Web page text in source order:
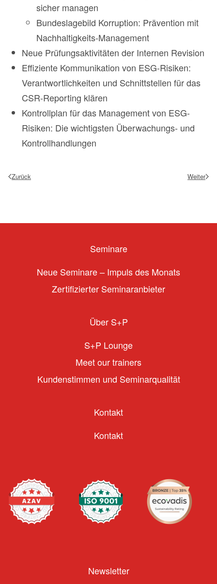
sicher managen
Bundeslagebild Korruption: Prävention mit
Nachhaltigkeits-Management
Neue Prüfungsaktivitäten der Internen Revision
Effiziente Kommunikation von ESG-Risiken:
Verantwortlichkeiten und Schnittstellen für das
CSR-Reporting klären
Kontrollplan für das Management von ESG-
Risiken: Die wichtigsten Überwachungs- und
Kontrollhandlungen
Zurück Weiter
Seminare
Neue Seminare – Impuls des Monats
Zertifizierter Seminaranbieter
Über S+P
S+P Lounge
Meet our trainers
Kundenstimmen und Seminarqualität
Kontakt
Kontakt
Newsletter